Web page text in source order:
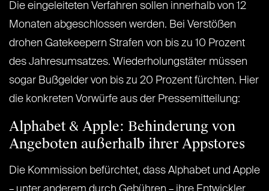
Die eingeleiteten Verfahren sollen innerhalb von 12
Monaten abgeschlossen werden. Bei Verstößen
drohen Gatekeepern Strafen von bis zu 10 Prozent
des Jahresumsatzes. Wiederholungstäter müssen
sogar Bußgelder von bis zu 20 Prozent fürchten. Hier
die konkreten Vorwürfe aus der Pressemitteilung:
Alphabet & Apple: Behinderung von
Angeboten außerhalb ihrer Appstores
Die Kommission befürchtet, dass Alphabet und Apple